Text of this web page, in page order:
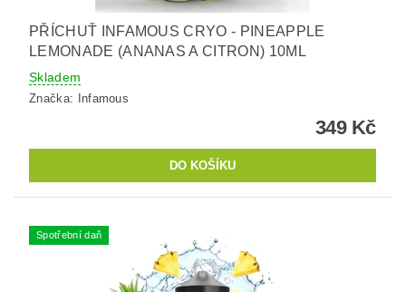
PŘÍCHUŤ INFAMOUS CRYO - PINEAPPLE
LEMONADE (ANANAS A CITRON) 10ML
Skladem
Značka: Infamous
349 Kč
Spotřební daň